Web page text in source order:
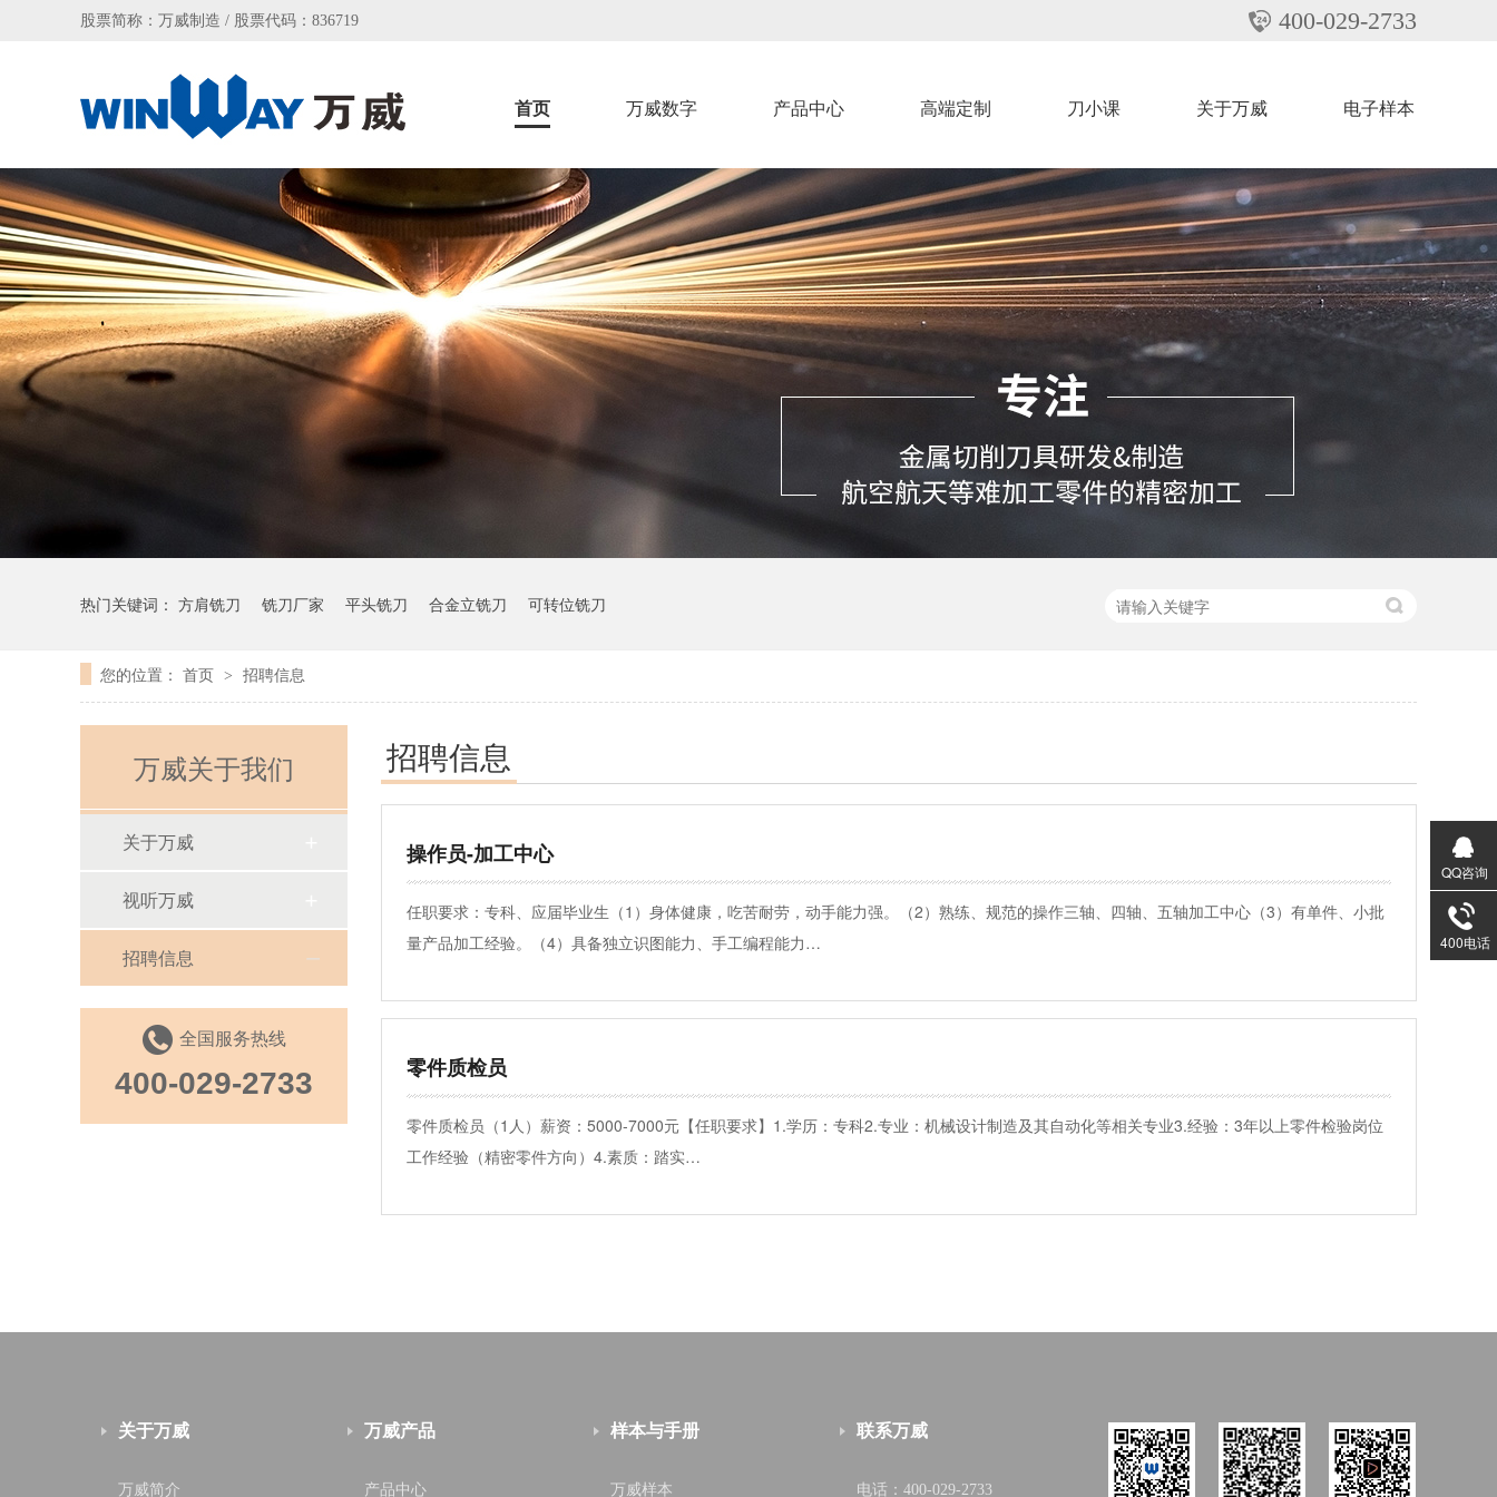
400-029-2733
股票简称：万威制造 / 股票代码：836719
首页 万威数字 产品中心 高端定制 刀小课 关于万威 电子样本
热门关键词： 方肩铣刀 铣刀厂家 平头铣刀 合金立铣刀 可转位铣刀
您的位置： 首页 > 招聘信息
招聘信息
操作员-加工中心
任职要求：专科、应届毕业生（1）身体健康，吃苦耐劳，动手能力强。（2）熟练、规范的操作三轴、四轴、五轴加工中心（3）有单件、小批
量产品加工经验。（4）具备独立识图能力、手工编程能力…
零件质检员
零件质检员（1人）薪资：5000-7000元【任职要求】1.学历：专科2.专业：机械设计制造及其自动化等相关专业3.经验：3年以上零件检验岗位
工作经验（精密零件方向）4.素质：踏实…
万威关于我们
关于万威
视听万威
招聘信息
全国服务热线
400-029-2733
关于万威
万威简介
万威产品
产品中心
样本与手册
万威样本
联系万威
电话：400-029-2733
QQ咨询
400电话